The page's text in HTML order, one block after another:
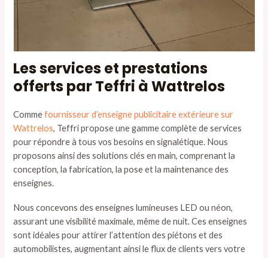
Les services et prestations
offerts par Teffri à Wattrelos
Commefournisseur d’enseigne publicitaire extérieure sur
Wattrelos, Teffri propose une gamme complète de services
pour répondre à tous vos besoins en signalétique. Nous
proposons ainsi des solutions clés en main, comprenant la
conception, la fabrication, la pose et la maintenance des
enseignes.
Nous concevons des enseignes lumineuses LED ou néon,
assurant une visibilité maximale, même de nuit. Ces enseignes
sont idéales pour attirer l’attention des piétons et des
automobilistes, augmentant ainsi le flux de clients vers votre